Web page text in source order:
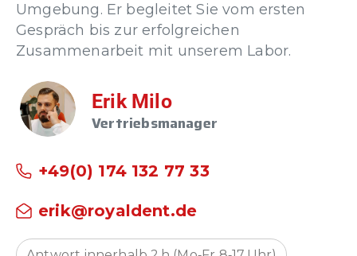
Umgebung. Er begleitet Sie vom ersten
Gespräch bis zur erfolgreichen
Zusammenarbeit mit unserem Labor.
Erik Milo
Vertriebsmanager
+49(0) 174 132 77 33
erik@royaldent.de